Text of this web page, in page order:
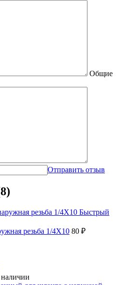
Общие
Отправить отзыв
Быстрый
резьба 1/4X10 80 ₽